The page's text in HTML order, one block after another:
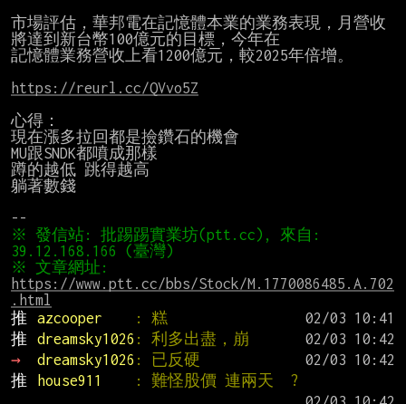
市場評估，華邦電在記憶體本業的業務表現，月營收
將達到新台幣100億元的目標，今年在
記憶體業務營收上看1200億元，較2025年倍增。
https://reurl.cc/QVvo5Z
心得：
現在漲多拉回都是撿鑽石的機會
MU跟SNDK都噴成那樣
蹲的越低 跳得越高
躺著數錢
※ 發信站: 批踢踢實業坊(ptt.cc), 來自:
https://www.ptt.cc/bbs/Stock/M.1770086485.A.702
.html
推
azcooper : 糕
推
dreamsky1026 : 利多出盡，崩
→
dreamsky1026 : 已反硬
推
house911
: 難怪股價 連兩天  ?